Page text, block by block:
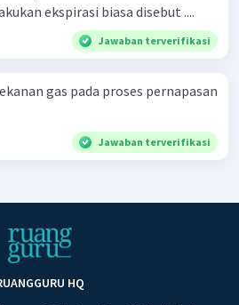
ekspirasi biasa disebut ....
Jawaban terverifikasi
gas pada proses pernapasan
Jawaban terverifikasi
HQ